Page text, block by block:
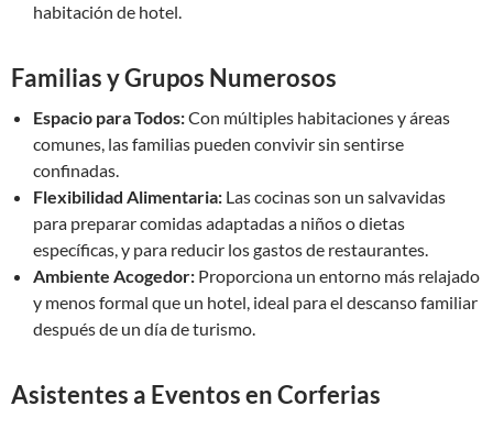
habitación de hotel.
Familias y Grupos Numerosos
Espacio para Todos:Con múltiples habitaciones y áreas
comunes, las familias pueden convivir sin sentirse
confinadas.
Flexibilidad Alimentaria: Las cocinas son un salvavidas
para preparar comidas adaptadas a niños o dietas
específicas, y para reducir los gastos de restaurantes.
Ambiente Acogedor: Proporciona un entorno más relajado
y menos formal que un hotel, ideal para el descanso familiar
después de un día de turismo.
Asistentes a Eventos en Corferias